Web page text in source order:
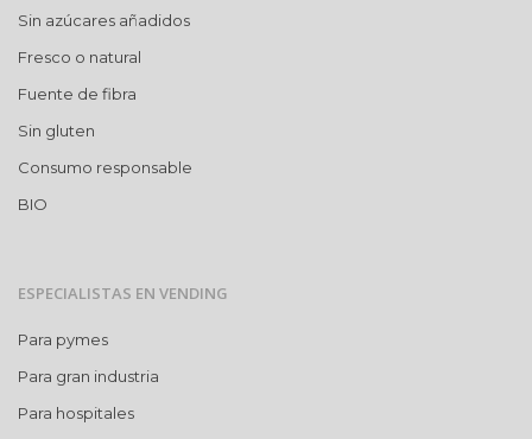
Sin azúcares añadidos
Fresco o natural
Fuente de fibra
Sin gluten
Consumo responsable
BIO
ESPECIALISTAS EN VENDING
Para pymes
Para gran industria
Para hospitales